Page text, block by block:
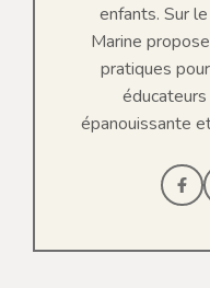
enfants. Sur
Marine
pratiques
épanouissante